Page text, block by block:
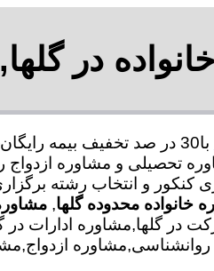
در
تحصیلی و مشاوره ازدواج
کنکور و انتخاب رشته
خانواده محدوده گلها,
گلها,مشاوره ادارات در